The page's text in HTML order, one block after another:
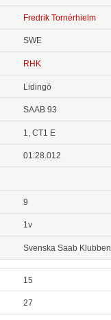
Fredrik Tornérhielm
SWE
RHK
Lidingö
SAAB 93
1, CT1 E
01:28.012
9
1v
Svenska Saab Klubben
15
27